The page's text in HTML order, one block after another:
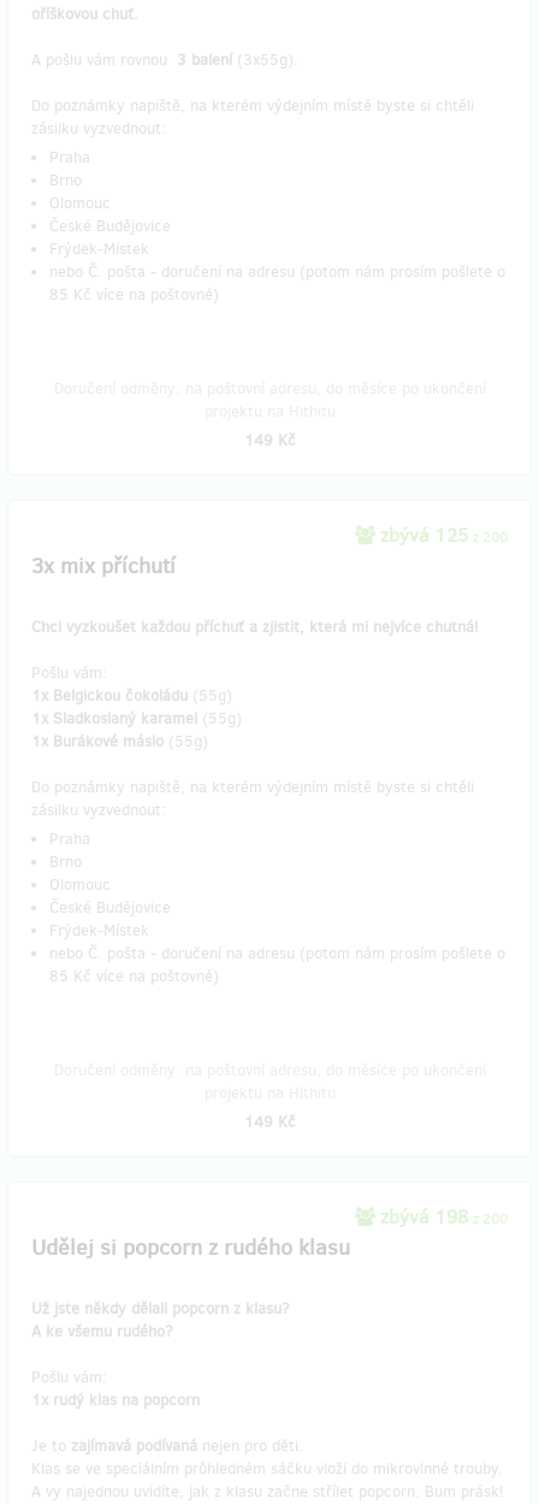
oříškovou chuť.
A pošlu vám rovnou 3 balení (3x55g).
Do poznámky napiště, na kterém výdejním místě byste si chtěli
zásilku vyzvednout:
Praha
Brno
Olomouc
České Budějovice
Frýdek-Místek
nebo Č. pošta - doručení na adresu (potom nám prosím pošlete o
85 Kč více na poštovné)
149 Kč
zbývá 125 z 200
3x mix příchutí
Chci vyzkoušet každou příchuť a zjistit, která mi nejvíce chutná!
Pošlu vám:
1x Belgickou čokoládu (55g)
1x Sladkoslaný karamel (55g)
1x Burákové máslo (55g)
Do poznámky napiště, na kterém výdejním místě byste si chtěli
zásilku vyzvednout:
Praha
Brno
Olomouc
České Budějovice
Frýdek-Místek
nebo Č. pošta - doručení na adresu (potom nám prosím pošlete o
85 Kč více na poštovné)
149 Kč
zbývá 198 z 200
Udělej si popcorn z rudého klasu
Už jste někdy dělali popcorn z klasu?
A ke všemu rudého?
Pošlu vám:
1x rudý klas na popcorn
Je to zajímavá podívaná nejen pro děti.
Klas se ve speciálním průhledném sáčku vloží do mikrovlnné trouby.
A vy najednou uvidíte, jak z klasu začne střílet popcorn. Bum prásk!